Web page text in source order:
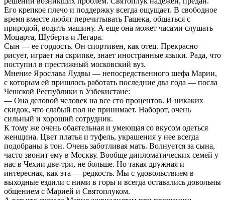
Его крепкое плечо и поддержку всегда ощущает. В свободное
время вместе любят перечитывать Гашека, общаться с
природой, водить машину. А еще она может часами слушать
Моцарта, Шуберта и Легара.
Сын — ее гордость. Он спортивен, как отец. Прекрасно
рисует, играет на скрипке, знает иностранные языки. Рада, что
поступил в престижный московский вуз.
Мнение Ярослава Лудвы — непосредственного шефа Марии,
с которым ей пришлось работать последние два года — посла
Чешской Республики в Узбекистане:
— Она деловой человек на все сто процентов. И никаких
скидок, что слабый пол не принимает. Наборот, очень
сильный и хороший сотрудник.
К тому же очень обаятельная и умеющая со вкусом одеться
женщина. Цвет платья и туфель, украшения у нее всегда
подобраны в тон. Очень заботливая мать. Волнуется за сына,
часто звонит ему в Москву. Вообще дипломатических семей у
нас в Чехии две-три, не больше. Но такая дружная и
интересная, как эта — редкость. Мы с удовольствием в
выходные ездили с ними в горы и всегда оставались довольны
общением с Марией и Святоплуком.